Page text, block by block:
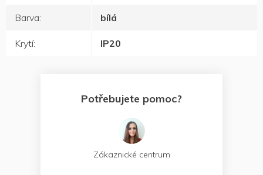
Barva: bílá
Krytí: IP20
Potřebujete pomoc?
Zákaznické centrum